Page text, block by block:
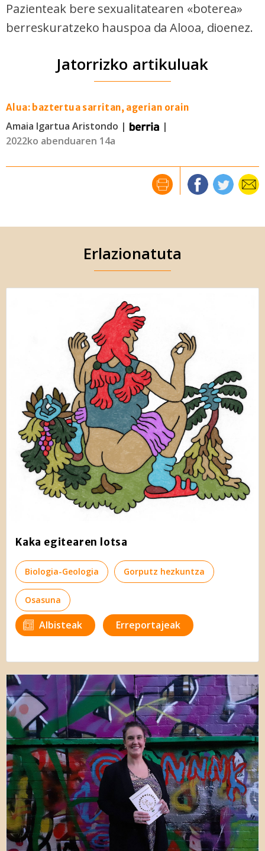
Pazienteak bere sexualitatearen «boterea»
berreskuratzeko hauspoa da Alooa, dioenez.
Jatorrizko artikuluak
Alua: baztertua sarritan, agerian orain
Amaia Igartua Aristondo |
|
2022ko abenduaren 14a
Erlazionatuta
Kaka egitearen lotsa
Biologia-Geologia Gorputz hezkuntza
Osasuna
Albisteak Erreportajeak